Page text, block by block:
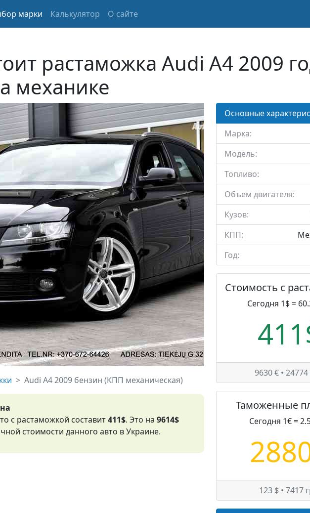
марки Калькулятор О сайте
растаможка Audi A4 2009
механике
Audi A4 2009 бензин (КПП механическая)
с растаможкой составит411$. Это на9614$
стоимости данного авто в Украине.
Основные
Марка:
Модель:
Топливо:
Объем двигателя:
Кузов:
КПП:
Год:
Стоимость с
Сегодня 1$ =
9630 € •
Таможенные
Сегодня 1€ =
123 $ • 7417